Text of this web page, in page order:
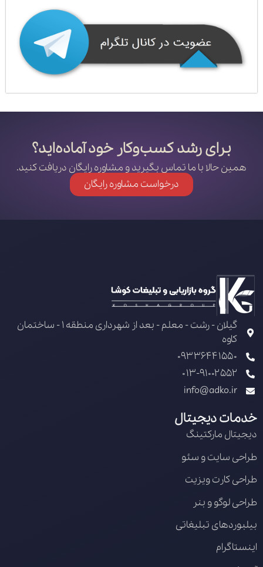
برای رشد کسب‌وکار خود آماده‌اید؟
همین حالا با ما تماس بگیرید و مشاوره رایگان دریافت کنید.
درخواست مشاوره رایگان
گیلان - رشت - معلم - بعد از شهرداری منطقه 1 - ساختمان
کاوه
09336441550
013-91002552
info@adko.ir
خدمات دیجیتال
دیجیتال مارکتینگ
طراحی سایت و سئو
طراحی کارت ویزیت
طراحی لوگو و بنر
بیلبوردهای تبلیغاتی
اینستاگرام